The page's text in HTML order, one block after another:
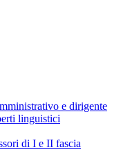
e dirigente
linguistici
di I e II fascia